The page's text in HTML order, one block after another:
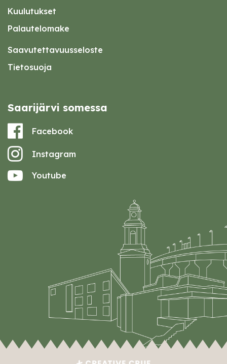
Kuulutukset
Palautelomake
Saavutettavuusseloste
Tietosuoja
Saarijärvi somessa
Facebook
Instagram
Youtube